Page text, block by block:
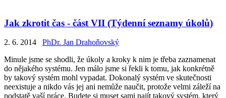
Jak zkrotit čas - část VII (Týdenní seznamy úkolů)
2. 6. 2014
PhDr. Jan Drahoňovský
Minule jsme se shodli, že úkoly a kroky k nim je třeba zaznamenat
do nějakého systému. Jen málo jsme si řekli k tomu, jak konkrétně
by takový systém mohl vypadat. Dokonalý systém ve skutečnosti
neexistuje a nikdo vás jej ani nemůže naučit, protože velmi záleží na
podstatě vaší práce. Budete si muset sami najít takový systém, který